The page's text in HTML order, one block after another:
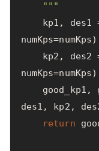
    """
kp1 , des1
numKps=numKps)
kp2 , des2
numKps=numKps)
good_kp1 ,
des1 , kp2 ,
return